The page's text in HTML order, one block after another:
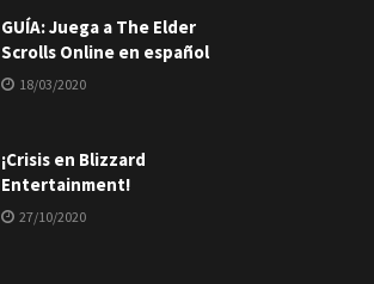
GUÍA: Juega a The Elder
Scrolls Online en español
18/03/2020
¡Crisis en Blizzard
Entertainment!
27/10/2020